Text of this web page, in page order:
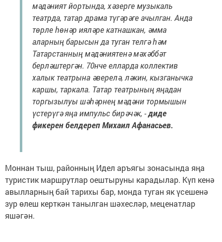
мәдәният йортында, хәзерге музыкаль
театрда, татар драма түгәрәге ачылган. Анда
төрле һөнәр ияләре катнашкан, әмма
аларның барысын да туган телгә һәм
Татарстанның мәдәниятенә мәхәббәт
берләштергән. 70нче елларда коллектив
халык театрына әверелә, ләкин, кызганычка
каршы, таркала. Татар театрының яңадан
торгызылуы шәһәрнең мәдәни тормышын
үстерүгә яңа импульс бирәчәк, -диде
фикерен белдереп Михаил Афанасьев.
Моннан тыш, районның Идел аръягы зонасында яңа
туристик маршрутлар оештыруны карадылар. Күп кенә
авылларның бай тарихы бар, монда туган як үсешенә
зур өлеш керткән танылган шәхесләр, меценатлар
яшәгән.